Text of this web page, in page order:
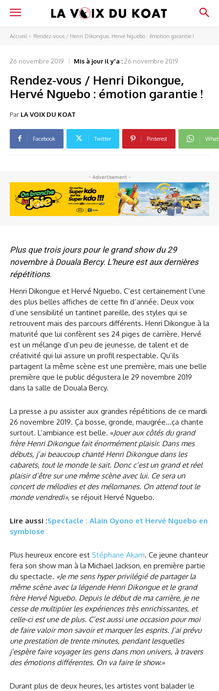
Accueil Rendez-vous / Henri Dikongue, Hervé Nguebo : émotion garantie !
26 novembre 2019 Mis à jour il y'a :26 novembre 2019
Rendez-vous / Henri Dikongue,
Hervé Nguebo : émotion garantie !
Par LA VOIX DU KOAT
Facebook Twitter Pinterest
- Advertisement -
Plus que trois jours pour le grand show du 29
novembre à Douala Bercy. L’heure est aux dernières
répétitions.
Henri Dikongue et Hervé Nguebo. C’est certainement l’une
des plus belles affiches de cette fin d’année. Deux voix
d’une sensibilité un tantinet pareille, des styles qui se
retrouvent mais des parcours différents. Henri Dikongue à la
maturité que lui confèrent ses 24 piges de carrière. Hervé
est un mélange d’un peu de jeunesse, de talent et de
créativité qui lui assure un profil respectable. Qu’ils
partagent la même scène est une première, mais une belle
première que le public dégustera le 29 novembre 2019
dans la salle de Douala Bercy.
La presse a pu assister aux grandes répétitions de ce mardi
26 novembre 2019. Ça bosse, gronde, maugrée…ça chante
surtout. L’ambiance est belle. «Jouer aux côtés du grand
frère Henri Dikongue fait énormément plaisir. Dans mes
débuts, j’ai beaucoup chanté Henri Dikongue dans les
cabarets, tout le monde le sait. Donc c’est un grand et réel
plaisir d’être sur une même scène avec lui. Ce sera un
concert de mélodies et des mélomanes. On attend tout le
monde vendredi», se réjouit Hervé Nguebo.
Lire aussi :Spectacle : Alain Oyono et Hervé Nguebo en
symbiose
Plus heureux encore est Stéphane Akam. Ce jeune chanteur
fera son show man à la Michael Jackson, en première partie
du spectacle. «Je me sens hyper privilégié de partager la
même scène avec la légende Henri Dikongue et le grand
frère Hervé Nguebo. Depuis le début de ma carrière, je ne
cesse de multiplier les expériences très enrichissantes, et
celle-ci est une de plus. C’est aussi une occasion pour moi
de faire valoir mon savoir et marquer les esprits. J’ai prévu
une prestation de trente minutes, pendant lesquelles
j’espère faire voyager les gens dans mon univers, à travers
des émotions différentes. On va faire le show.»
Durant plus de deux heures, les artistes vont balader le